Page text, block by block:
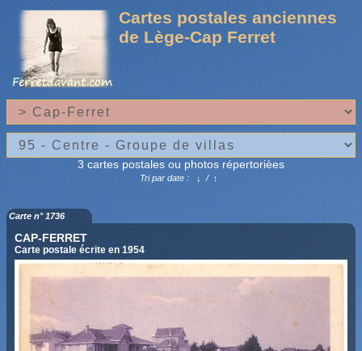
Cartes postales anciennes
de Lège-Cap Ferret
3 cartes postales ou photos répertorièes
Tri par date : ↓ /↑
Carte n° 1736
CAP-FERRET
Carte postale écrite en 1954